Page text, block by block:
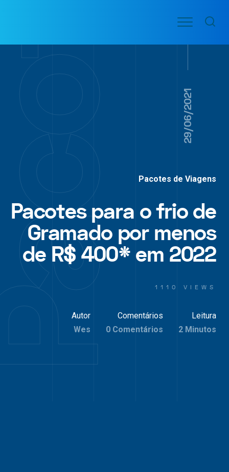
conteúdo
VOO
AÉREAS
Menu
29/06/2021
Pacotes de Viagens
Pacotes para o frio de
Gramado por menos
de R$ 400* em 2022
1110 VIEWS
Autor
Wes
Comentários
0 Comentários
Leitura
2 Minutos